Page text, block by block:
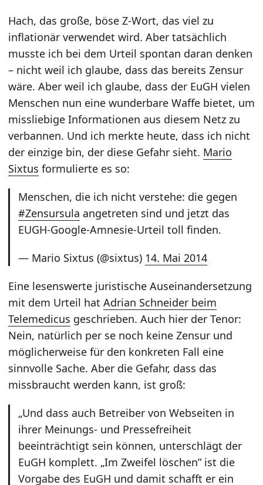
Hach, das große, böse Z-Wort, das viel zu
inflationär verwendet wird. Aber tatsächlich
musste ich bei dem Urteil spontan daran denken
– nicht weil ich glaube, dass das bereits Zensur
wäre. Aber weil ich glaube, dass der EuGH vielen
Menschen nun eine wunderbare Waffe bietet, um
missliebige Informationen aus diesem Netz zu
verbannen. Und ich merkte heute, dass ich nicht
der einzige bin, der diese Gefahr sieht. Mario
Sixtus formulierte es so:
Menschen, die ich nicht verstehe: die gegen
#Zensursula angetreten sind und jetzt das
EUGH-Google-Amnesie-Urteil toll finden.
— Mario Sixtus (@sixtus) 14. Mai 2014
Eine lesenswerte juristische Auseinandersetzung
mit dem Urteil hat Adrian Schneider beim
Telemedicus geschrieben. Auch hier der Tenor:
Nein, natürlich per se noch keine Zensur und
möglicherweise für den konkreten Fall eine
sinnvolle Sache. Aber die Gefahr, dass das
missbraucht werden kann, ist groß:
„Und dass auch Betreiber von Webseiten in
ihrer Meinungs- und Pressefreiheit
beeinträchtigt sein können, unterschlägt der
EuGH komplett. „Im Zweifel löschen” ist die
Vorgabe des EuGH und damit schafft er ein